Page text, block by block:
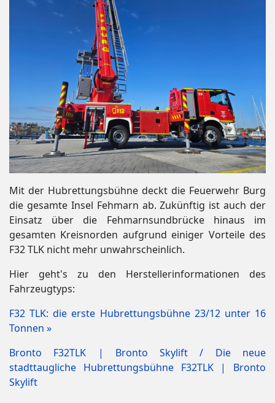
Mit der Hubrettungsbühne deckt die Feuerwehr Burg
die gesamte Insel Fehmarn ab. Zukünftig ist auch der
Einsatz über die Fehmarnsundbrücke hinaus im
gesamten Kreisnorden aufgrund einiger Vorteile des
F32 TLK nicht mehr unwahrscheinlich.
Hier geht's zu den Herstellerinformationen des
Fahrzeugtyps:
F32 TLK: die erste Hubrettungsbühne 23/12 unter 16
Tonnen »
Bronto F32TLK | Bronto Skylift / Die neue
stadttaugliche Hubrettungsbühne F32TLK | Bronto
Skylift